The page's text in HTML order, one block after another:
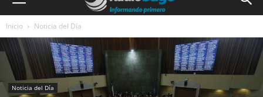
Inicio Noticia del Día
Noticia del Día